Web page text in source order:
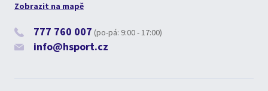
Zobrazit na mapě
777 760 007 (po-pá: 9:00 - 17:00)
info@hsport.cz